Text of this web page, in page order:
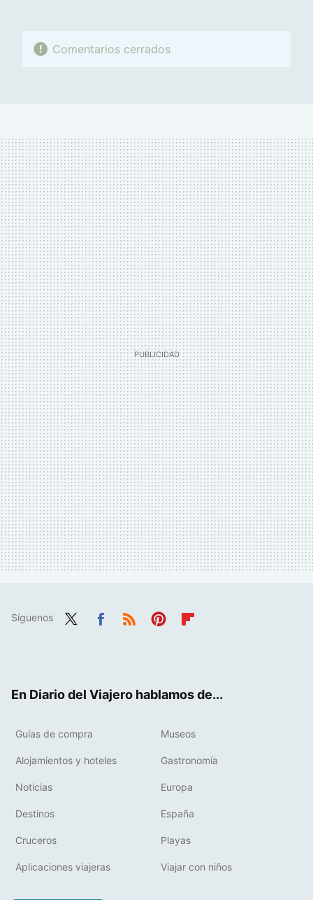
Comentarios cerrados
Síguenos
En Diario del Viajero hablamos de...
Guías de compra Museos
Alojamientos y hoteles Gastronomía
Noticias Europa
Destinos España
Cruceros Playas
Aplicaciones viajeras Viajar con niños